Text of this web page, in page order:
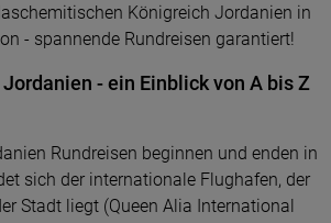
Königreich Jordanien in
- spannende Rundreisen garantiert!
- ein Einblick von A bis Z
Rundreisen beginnen und enden in
sich der internationale Flughafen, der
Stadt liegt (Queen Alia International